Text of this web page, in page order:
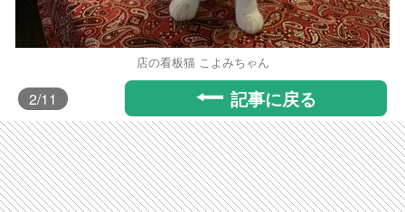
店の看板猫 こよみちゃん
2/11 記事に戻る